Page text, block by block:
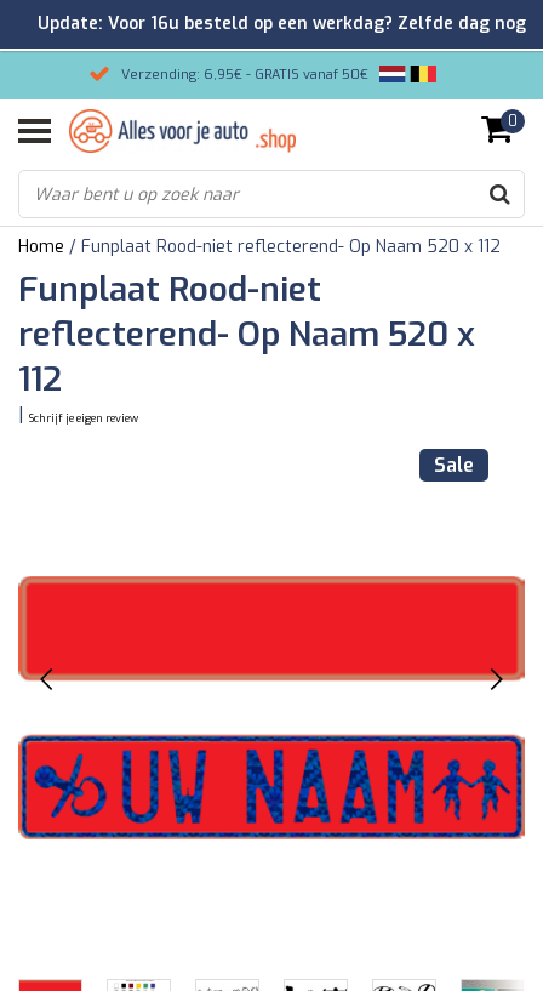
Verzending: 6,95€ - GRATIS vanaf 50€
Gemakkelijk bestellen/Veilig betalen
9.2/10 Klantenrating via Kiyoh!
0
Home / Funplaat Rood-niet reflecterend- Op Naam 520 x 112
Funplaat Rood-niet
reflecterend- Op Naam 520 x
112
Schrijf je eigen review
Sale
Update: Voor 16u besteld op een werkdag? Zelfde dag nog
verzonden!